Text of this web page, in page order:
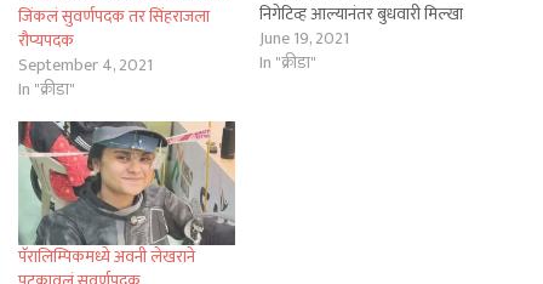
जिंकलं सुवर्णपदक तर सिंहराजला
रौप्यपदक
September 4, 2021
In "क्रीडा"
निगेटिव्ह आल्यानंतर बुधवारी मिल्खा
सिंग यांना जनरल ICU मध्ये ठेवण्यात
आले. मात्र, त्यानंतर अचानक आलेला
June 19, 2021
In "क्रीडा"
पॅरालिम्पिकमध्ये अवनी लेखराने